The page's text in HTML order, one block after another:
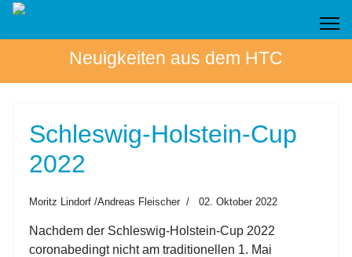
Neuigkeiten aus dem HTC
Schleswig-Holstein-Cup
2022
Moritz Lindorf /Andreas Fleischer 02. Oktober 2022
Nachdem der Schleswig-Holstein-Cup 2022
coronabedingt nicht am traditionellen 1. Mai